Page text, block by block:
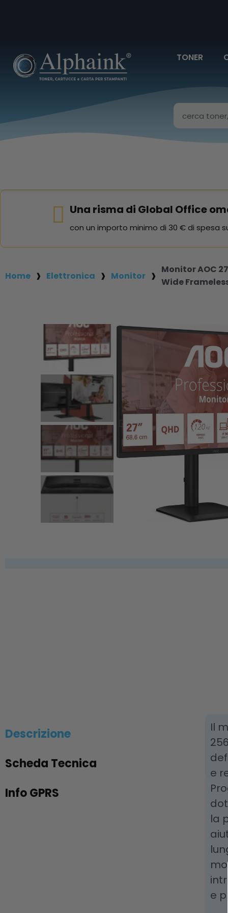
TONER
Una risma di Global Office
con un importo minimo di 30 € di spesa
Home Elettronica Monitor
Monitor AOC
Wide
Descrizione
Scheda Tecnica
Info GPRS
Il
e
la
e